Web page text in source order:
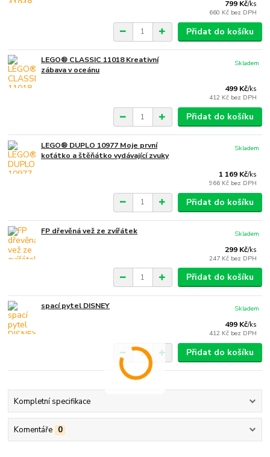
799 Kč/ks
660 Kč bez DPH
Přidat do košíku
LEGO® CLASSIC 11018 Kreativní
zábava v oceánu
499 Kč/ks
412 Kč bez DPH
Skladem
Přidat do košíku
LEGO® DUPLO 10977 Moje první
koťátko a štěňátko vydávající zvuky
1 169 Kč/ks
966 Kč bez DPH
Skladem
Přidat do košíku
FP dřevěná vež ze zvířátek
299 Kč/ks
247 Kč bez DPH
Skladem
Přidat do košíku
spací pytel DISNEY
499 Kč/ks
412 Kč bez DPH
Skladem
Přidat do košíku
Kompletní specifikace
Komentáře 0